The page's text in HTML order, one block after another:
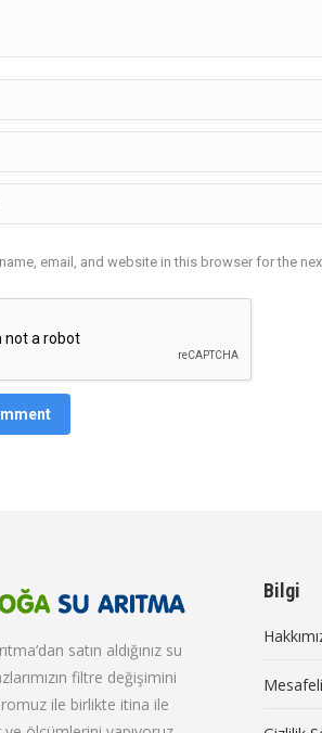
email, and website in this browser for the
satın aldığınız su
filtre değişimini
ile birlikte itina ile
Bilgi